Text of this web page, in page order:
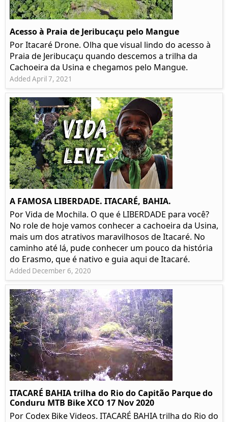
Acesso à Praia de Jeribucaçu pelo Mangue
Por Itacaré Drone. Olha que visual lindo do acesso à
Praia de Jeribucaçu quando descemos a trilha da
Cachoeira da Usina e chegamos pelo Mangue.
Added April 7, 2021
A FAMOSA LIBERDADE. ITACARÉ, BAHIA.
Por Vida de Mochila. O que é LIBERDADE para você?
No role de hoje vamos conhecer a cachoeira da Usina,
mais um dos atrativos maravilhosos de Itacaré. No
caminho até lá, pude conhecer um pouco da história
do Erasmo, que é nativo e guia aqui de Itacaré.
Added December 6, 2020
ITACARÉ BAHIA trilha do Rio do Capitão Parque do
Conduru MTB Bike XCO 17 Nov 2020
Por Codex Bike Videos. ITACARÉ BAHIA trilha do Rio do